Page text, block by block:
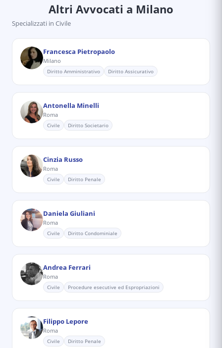
Altri Avvocati a Milano
Specializzati in Civile
Francesca Pietropaolo
Milano
Diritto Amministrativo Diritto Assicurativo
Antonella Minelli
Roma
Civile Diritto Societario
Cinzia Russo
Roma
Civile Diritto Penale
Daniela Giuliani
Roma
Civile Diritto Condominiale
Andrea Ferrari
Roma
Civile Procedure esecutive ed Espropriazioni
Filippo Lepore
Roma
Civile Diritto Penale